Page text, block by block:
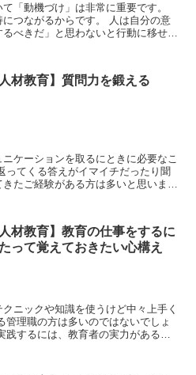
「動機づけ」は非常に重要です。
つながるからです。 人は自分の意
べきだ」と思わないと行動に移せま
人材教育】質問力を鍛える
ケーションを取るにときに必要なこ
ってくる答えがイマイチだったり聞
たご経験がある方は多いと思いま
人材教育】教育の仕事をするに
って覚えておきたい心構え
ニックや知識を使うけど中々上手く
管理職の方は多いのではないでしょ
するには、教育者の実力があるこ